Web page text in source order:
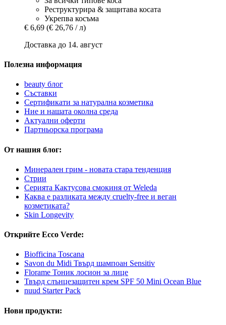
Реструктурира & защитава косата
Укрепва косъма
€ 6,69 (€ 26,76 / л)
Доставка до 14. август
Полезна информация
beauty блог
Съставки
Сертификати за натурална козметика
Ние и нашата околна среда
Актуални оферти
Партньорска програма
От нашия блог:
Минерален грим - новата стара тенденция
Стрии
Серията Кактусова смокиня от Weleda
Каква е разликата между cruelty-free и веган
козметиката?
Skin Longevity
Открийте Ecco Verde:
Biofficina Toscana
Savon du Midi Твърд шампоан Sensitiv
Florame Тоник лосион за лице
Твърд слънцезащитен крем SPF 50 Mini Ocean Blue
nuud Starter Pack
Нови продукти: